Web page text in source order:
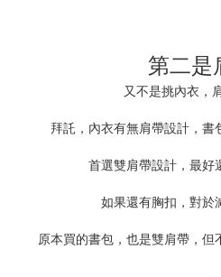
第二是
又不是挑內衣，
拜託，內衣有無肩帶設計，書
首選雙肩帶設計，最好
如果還有胸扣，對於
原本買的書包，也是雙肩帶，但